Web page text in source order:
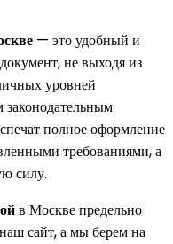
— это удобный и
не выходя из
уровней
законодательным
полное оформление
требованиями, а
силу.
в Москве предельно
сайт, а мы берем на